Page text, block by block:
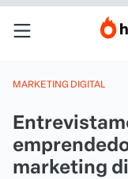
MARKETING DIGITAL
marketing